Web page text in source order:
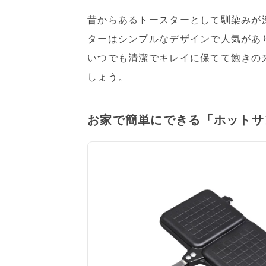
昔からあるトースターとして馴染み
ターはシンプルなデザインで人気が
いつでも清潔でキレイに保てて飽き
しょう。
お家で簡単にできる「ホット